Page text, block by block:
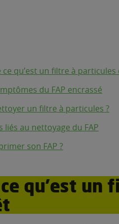
qu’est un filtre à
du FAP encrassé
un filtre à particules ?
liés au nettoyage du FAP
son FAP ?
qu’est un